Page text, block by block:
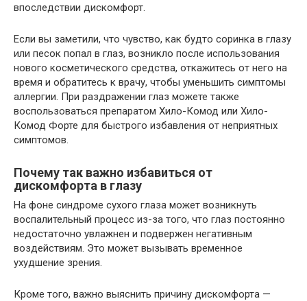
впоследствии дискомфорт.
Если вы заметили, что чувство, как будто соринка в глазу
или песок попал в глаз, возникло после использования
нового косметического средства, откажитесь от него на
время и обратитесь к врачу, чтобы уменьшить симптомы
аллергии. При раздражении глаз можете также
воспользоваться препаратом Хило-Комод или Хило-
Комод Форте для быстрого избавления от неприятных
симптомов.
Почему так важно избавиться от
дискомфорта в глазу
На фоне синдроме сухого глаза может возникнуть
воспалительный процесс из-за того, что глаз постоянно
недостаточно увлажнен и подвержен негативным
воздействиям. Это может вызывать временное
ухудшение зрения.
Кроме того, важно выяснить причину дискомфорта —